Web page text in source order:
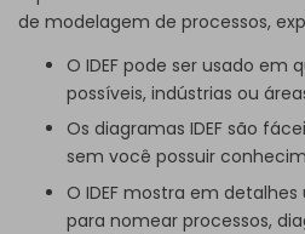
de modelagem de processos,
O IDEF pode ser usado em
possíveis, indústrias ou
Os diagramas IDEF são
sem você possuir
O IDEF mostra em
para nomear processos,